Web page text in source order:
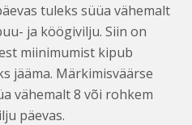
tuleks süüa vähemalt
ja köögivilju. Siin on
miinimumist kipub
jääma. Märkimisväärse
vähemalt 8 või rohkem
päevas.